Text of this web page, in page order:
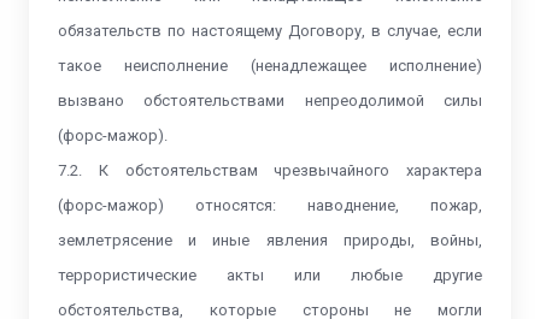
обязательств по настоящему Договору, в случае, если
такое неисполнение (ненадлежащее исполнение)
вызвано обстоятельствами непреодолимой силы
(форс-мажор).
7.2. К обстоятельствам чрезвычайного характера
(форс-мажор) относятся: наводнение, пожар,
землетрясение и иные явления природы, войны,
террористические акты или любые другие
обстоятельства, которые стороны не могли